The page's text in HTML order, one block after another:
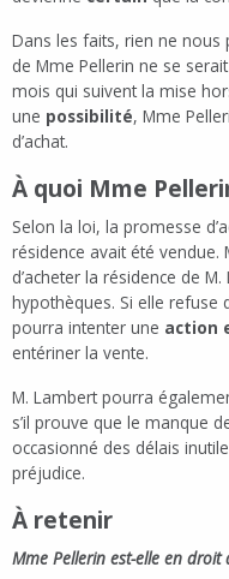
Dans les faits, rien ne nous
de Mme Pellerin ne se
mois qui suivent la mise
une possibilité, Mme
d’achat.
À quoi Mme
Selon la loi, la promesse
résidence avait été vendue.
d’acheter la résidence de
hypothèques. Si elle refuse
pourra intenter une action
entériner la vente.
M. Lambert pourra
s’il prouve que le manque
occasionné des délais
préjudice.
À retenir
Mme Pellerin est-elle en